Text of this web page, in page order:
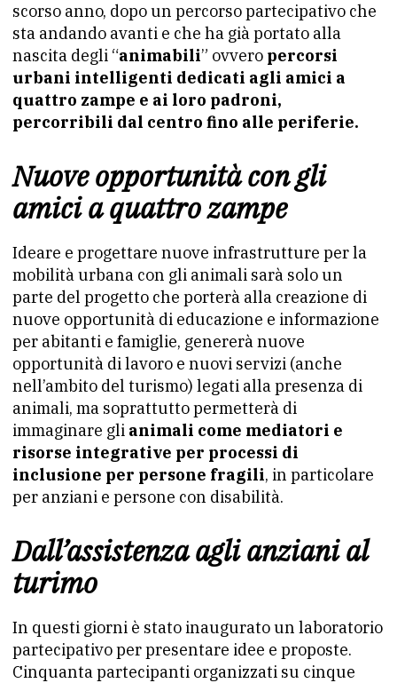
scorso anno, dopo un percorso partecipativo che
sta andando avanti e che ha già portato alla
nascita degli “animabili” ovvero percorsi
urbani intelligenti dedicati agli amici a
quattro zampe e ai loro padroni,
percorribili dal centro fino alle periferie.
Nuove opportunità con gli
amici a quattro zampe
Ideare e progettare nuove infrastrutture per la
mobilità urbana con gli animali sarà solo un
parte del progetto che porterà alla creazione di
nuove opportunità di educazione e informazione
per abitanti e famiglie, genererà nuove
opportunità di lavoro e nuovi servizi (anche
nell’ambito del turismo) legati alla presenza di
animali, ma soprattutto permetterà di
immaginare gli animali come mediatori e
risorse integrative per processi di
inclusione per persone fragili, in particolare
per anziani e persone con disabilità.
Dall’assistenza agli anziani al
turimo
In questi giorni è stato inaugurato un laboratorio
partecipativo per presentare idee e proposte.
Cinquanta partecipanti organizzati su cinque